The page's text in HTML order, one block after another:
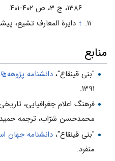
۱۳۸۶، ج ۳، ص ۴۰۲-۴۰۱.
↑ دایرة المعارف تشیع،
منابع
"بنی قینقاع"، دانشنامه پژوهه
۱۳۹۱.
فرهنگ اعلام جغرافیایى،
محمدحسن شرّاب، ترجمه
"بنی قینقاع"، دانشنامه جهان
منفرد.